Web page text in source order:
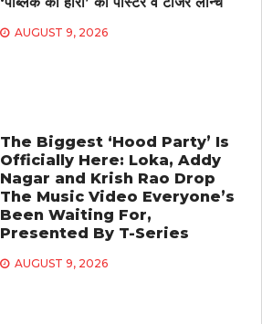
AUGUST 9, 2026
The Biggest ‘Hood Party’ Is
Officially Here: Loka, Addy
Nagar and Krish Rao Drop
The Music Video Everyone’s
Been Waiting For,
Presented By T-Series
AUGUST 9, 2026